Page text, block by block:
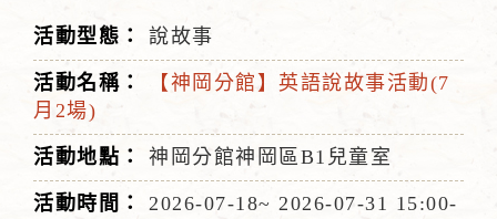
說故事
【神岡分館】英語說故事活動(7
月2場)
神岡分館神岡區B1兒童室
2026-07-18~ 2026-07-31 15:00-